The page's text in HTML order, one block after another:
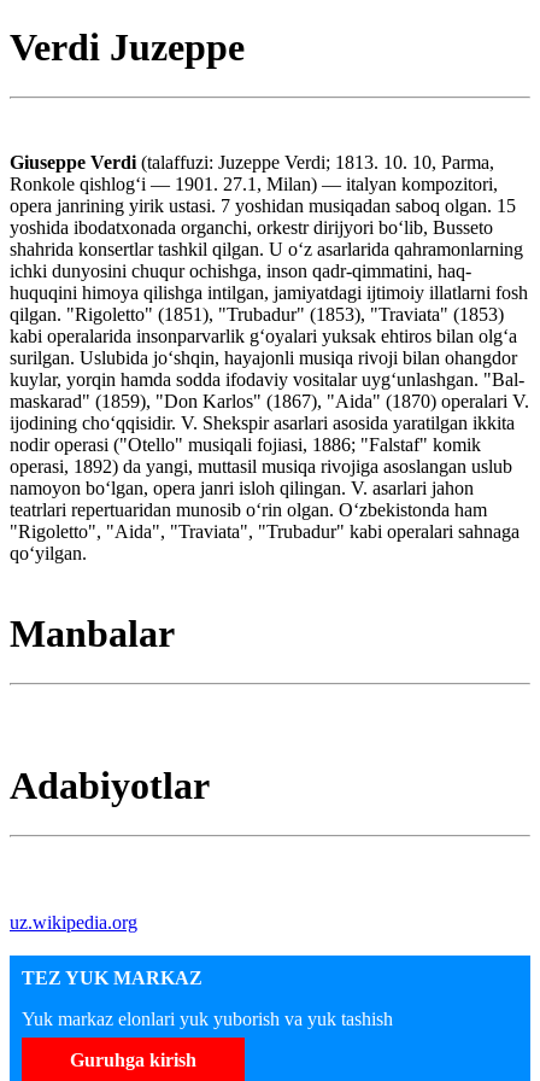
Verdi Juzeppe
Giuseppe Verdi (talaffuzi: Juzeppe Verdi; 1813. 10. 10, Parma,
Ronkole qishlogʻi — 1901. 27.1, Milan) — italyan kompozitori,
opera janrining yirik ustasi. 7 yoshidan musiqadan saboq olgan. 15
yoshida ibodatxonada organchi, orkestr dirijyori boʻlib, Busseto
shahrida konsertlar tashkil qilgan. U oʻz asarlarida qahramonlarning
ichki dunyosini chuqur ochishga, inson qadr-qimmatini, haq-
huquqini himoya qilishga intilgan, jamiyatdagi ijtimoiy illatlarni fosh
qilgan. "Rigoletto" (1851), "Trubadur" (1853), "Traviata" (1853)
kabi operalarida insonparvarlik gʻoyalari yuksak ehtiros bilan olgʻa
surilgan. Uslubida joʻshqin, hayajonli musiqa rivoji bilan ohangdor
kuylar, yorqin hamda sodda ifodaviy vositalar uygʻunlashgan. "Bal-
maskarad" (1859), "Don Karlos" (1867), "Aida" (1870) operalari V.
ijodining choʻqqisidir. V. Shekspir asarlari asosida yaratilgan ikkita
nodir operasi ("Otello" musiqali fojiasi, 1886; "Falstaf" komik
operasi, 1892) da yangi, muttasil musiqa rivojiga asoslangan uslub
namoyon boʻlgan, opera janri isloh qilingan. V. asarlari jahon
teatrlari repertuaridan munosib oʻrin olgan. Oʻzbekistonda ham
"Rigoletto", "Aida", "Traviata", "Trubadur" kabi operalari sahnaga
qoʻyilgan.
Manbalar
Adabiyotlar
uz.wikipedia.org
TEZ YUK MARKAZ
Yuk markaz elonlari yuk yuborish va yuk tashish
Guruhga kirish